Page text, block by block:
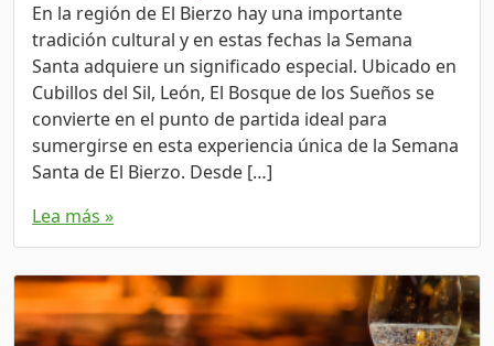
En la región de El Bierzo hay una importante
tradición cultural y en estas fechas la Semana
Santa adquiere un significado especial. Ubicado en
Cubillos del Sil, León, El Bosque de los Sueños se
convierte en el punto de partida ideal para
sumergirse en esta experiencia única de la Semana
Santa de El Bierzo. Desde […]
Lea más »